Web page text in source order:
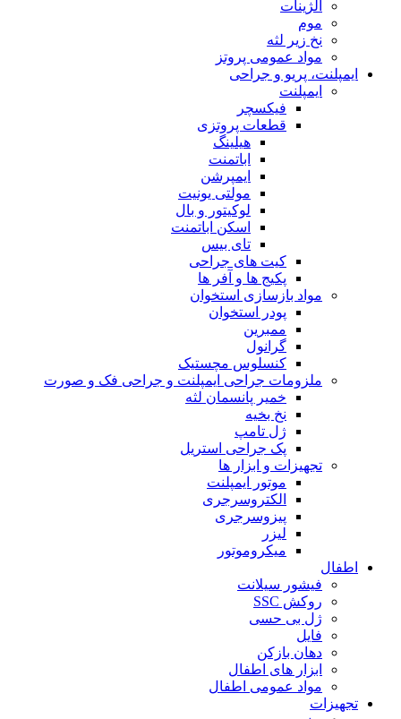
الژینات
موم
نخ زیر لثه
مواد عمومی پروتز
ایمپلنت، پریو و جراحی
ایمپلنت
فیکسچر
قطعات پروتزی
هیلینگ
اباتمنت
ایمپرشن
مولتی یونیت
لوکیتور و بال
اسکن اباتمنت
تای بیس
کیت های جراحی
پکیج ها و آفر ها
مواد بازسازی استخوان
پودر استخوان
ممبرین
گرانول
کنسلوس مچستیک
ملزومات جراحی ایمپلنت و جراحی فک و صورت
خمیر پانسمان لثه
نخ بخیه
ژل تامپ
پک جراحی استریل
تجهیزات و ابزار ها
موتور ایمپلنت
الکتروسرجری
پیزوسرجری
لیزر
میکروموتور
اطفال
فیشور سیلانت
روکش SSC
ژل بی حسی
فایل
دهان بازکن
ابزار های اطفال
مواد عمومی اطفال
تجهیزات